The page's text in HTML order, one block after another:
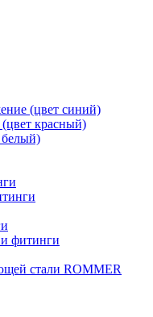
(цвет синий)
красный)
фитинги
стали ROMMER